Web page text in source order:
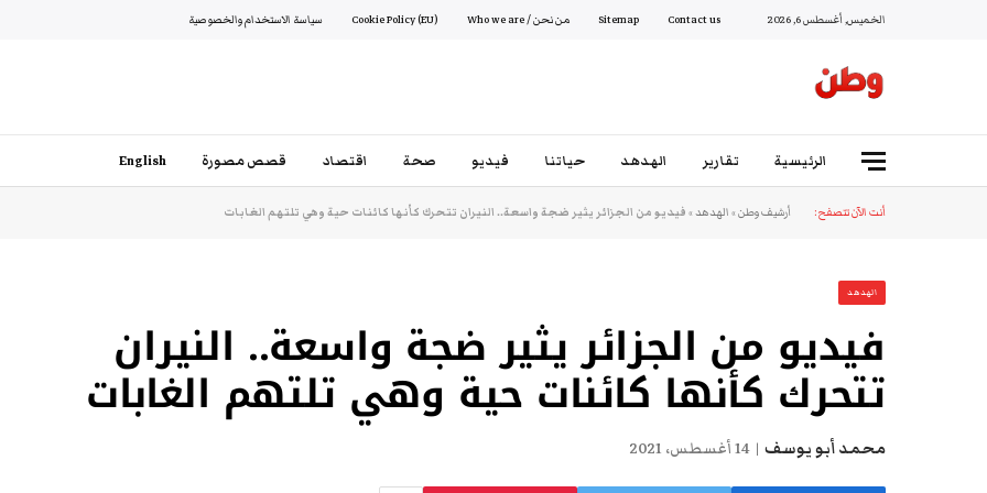
الخميس, أغسطس 6, 2026 Contact us
Sitemap من نحن / Who we are Cookie Policy (EU) سياسة الاستخدام والخصوصية
الرئيسية تقارير الهدهد حياتنا فيديو صحة اقتصاد قصص مصورة English
أنت الآن تتصفح: أرشيف وطن»الهدهد»فيديو من الجزائر يثير ضجة واسعة.. النيران تتحرك كأنها كائنات حية وهي تلتهم الغابات
الهدهد
فيديو من الجزائر يثير ضجة واسعة.. النيران
تتحرك كأنها كائنات حية وهي تلتهم الغابات
محمد أبو يوسف 14 أغسطس، 2021